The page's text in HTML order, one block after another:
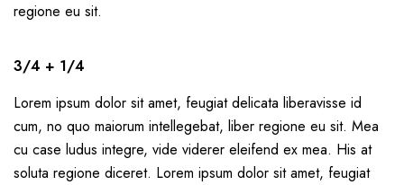
regione eu sit.
3/4 + 1/4
Lorem ipsum dolor sit amet, feugiat delicata liberavisse id
cum, no quo maiorum intellegebat, liber regione eu sit. Mea
cu case ludus integre, vide viderer eleifend ex mea. His at
soluta regione diceret. Lorem ipsum dolor sit amet, feugiat